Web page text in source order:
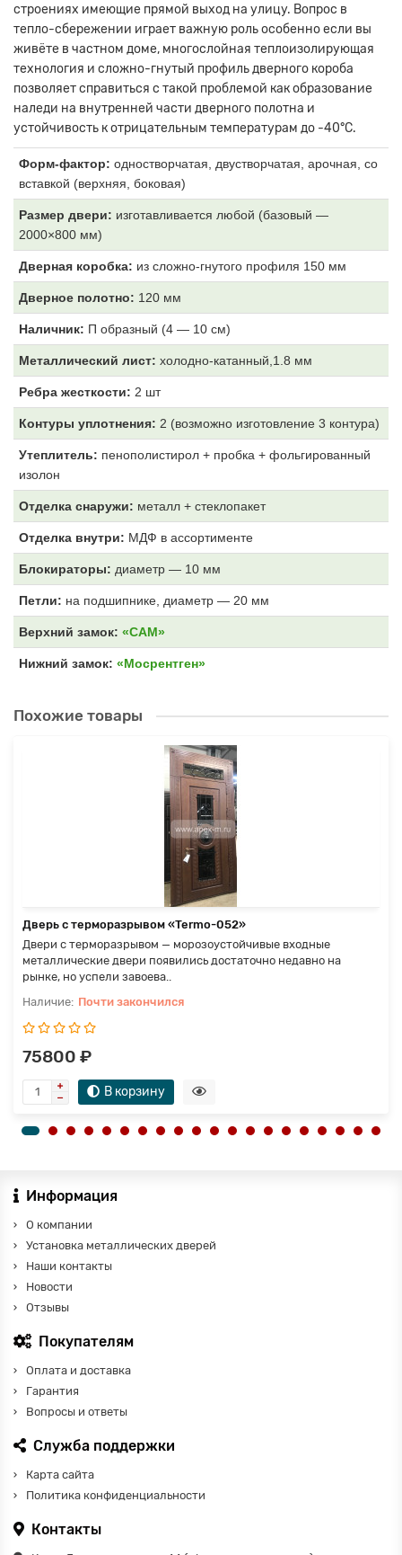
строениях имеющие прямой выход на улицу. Вопрос в
тепло-сбережении играет важную роль особенно если вы
живёте в частном доме, многослойная теплоизолирующая
технология и сложно-гнутый профиль дверного короба
позволяет справиться с такой проблемой как образование
наледи на внутренней части дверного полотна и
устойчивость к отрицательным температурам до -40°С.
Форм-фактор: одностворчатая, двустворчатая, арочная, со
вставкой (верхняя, боковая)
Размер двери: изготавливается любой (базовый —
2000×800 мм)
Дверная коробка: из сложно-гнутого профиля 150 мм
Дверное полотно: 120 мм
Наличник: П образный (4 — 10 см)
Металлический лист: холодно-катанный,1.8 мм
Ребра жесткости: 2 шт
Контуры уплотнения: 2 (возможно изготовление 3 контура)
Утеплитель: пенополистирол + пробка + фольгированный
изолон
Отделка снаружи: металл + стеклопакет
Отделка внутри: МДФ в ассортименте
Блокираторы: диаметр — 10 мм
Петли: на подшипнике, диаметр — 20 мм
Верхний замок: «САМ»
Нижний замок: «Мосрентген»
Похожие товары
Дверь с терморазрывом «Termo-052»
Двери с терморазрывом — морозоустойчивые входные
металлические двери появились достаточно недавно на
рынке, но успели завоева..
Почти закончился
75800 ₽
В корзину
Информация
О компании
Установка металлических дверей
Наши контакты
Новости
Отзывы
Покупателям
Оплата и доставка
Гарантия
Вопросы и ответы
Служба поддержки
Карта сайта
Политика конфиденциальности
Контакты